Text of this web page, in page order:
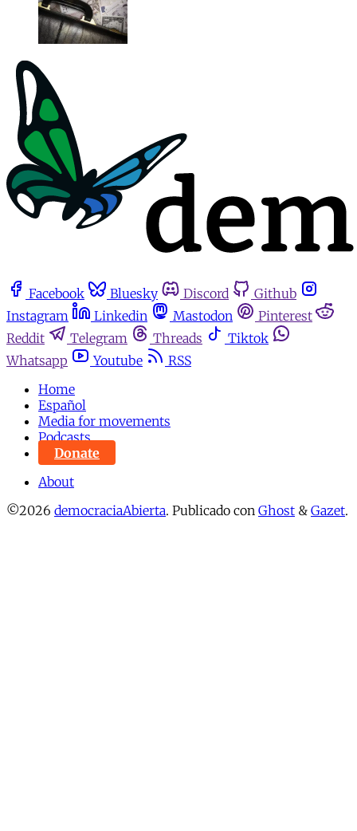
Facebook Bluesky Discord
Github
Instagram
Linkedin Mastodon
Pinterest
Reddit
Telegram Threads
Tiktok
Whatsapp
Youtube
RSS
Home
Español
Media for movements
Podcasts
Donate
About
©2026 democraciaAbierta. Publicado con Ghost & Gazet.